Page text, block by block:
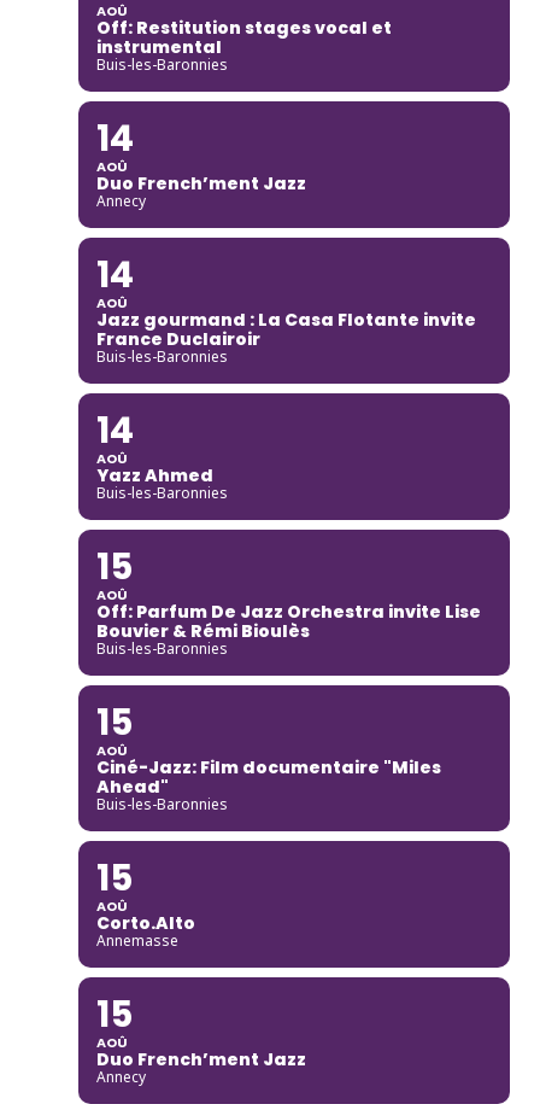
AOÛ
Off: Restitution stages vocal et
instrumental
Buis-les-Baronnies
14
AOÛ
Duo French’ment Jazz
Annecy
14
AOÛ
Jazz gourmand : La Casa Flotante invite
France Duclairoir
Buis-les-Baronnies
14
AOÛ
Yazz Ahmed
Buis-les-Baronnies
15
AOÛ
Off: Parfum De Jazz Orchestra invite Lise
Bouvier & Rémi Bioulès
Buis-les-Baronnies
15
AOÛ
Ciné-Jazz: Film documentaire "Miles
Ahead"
Buis-les-Baronnies
15
AOÛ
Corto.Alto
Annemasse
15
AOÛ
Duo French’ment Jazz
Annecy